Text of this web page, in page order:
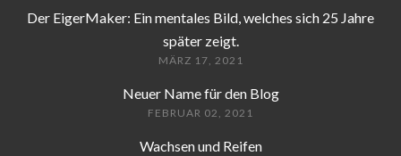
Der EigerMaker: Ein mentales Bild, welches sich 25 Jahre
später zeigt.
MÄRZ 17, 2021
Neuer Name für den Blog
FEBRUAR 02, 2021
Wachsen und Reifen